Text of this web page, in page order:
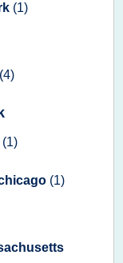
(1)
(4)
(1)
(1)